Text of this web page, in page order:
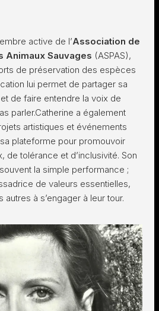
active de l’Association de
Animaux Sauvages (ASPAS),
de préservation des espèces
lui permet de partager sa
de faire entendre la voix de
parler.Catherine a également
artistiques et événements
plateforme pour promouvoir
de tolérance et d’inclusivité. Son
la simple performance ;
de valeurs essentielles,
à s’engager à leur tour.